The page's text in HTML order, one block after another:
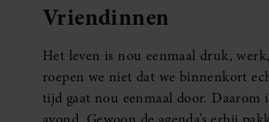
Vriendinnen
Het leven is nou eenmaal druk,
roepen we niet dat we binnenkort
tijd gaat nou eenmaal door.